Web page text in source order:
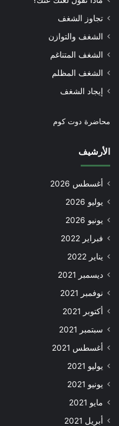
تجاوز الشغف
الشغف والتوازن
الشغف المتناغم
الشغف المظلم
إيجاد الشغف
محاضرة دوت كوم
الأرشيف
أغسطس 2026
يوليو 2026
يونيو 2026
فبراير 2022
يناير 2022
ديسمبر 2021
نوفمبر 2021
أكتوبر 2021
سبتمبر 2021
أغسطس 2021
يوليو 2021
يونيو 2021
مايو 2021
أبريل 2021